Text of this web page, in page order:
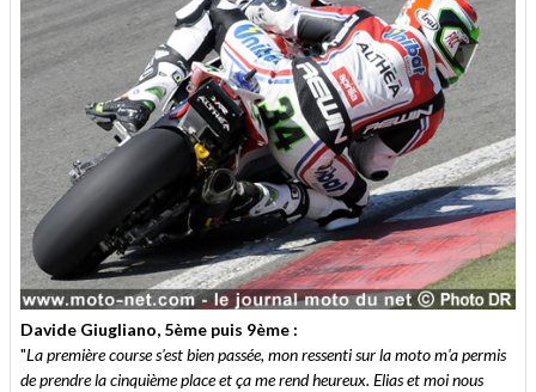
Davide Giugliano, 5ème puis 9ème :
"La première course s'est bien passée, mon ressenti sur la moto m'a permis
de prendre la cinquième place et ça me rend heureux. Elias et moi nous